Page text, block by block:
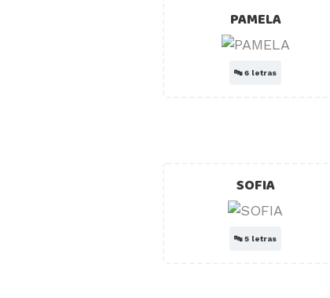
PAMELA
🔤6 letras
SOFIA
🔤5 letras